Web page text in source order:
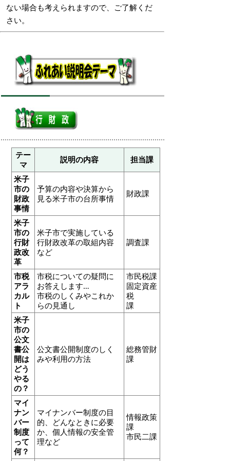
ない場合も考えられますので、ご了解くだ
さい。
テー
マ
説明の内容
担当課
米子
市の
財政
事情
予算の内容や決算から
見る米子市の台所事情
財政課
米子
市の
行財
政改
革
米子市で実施している
行財政改革の取組内容
など
調査課
市税
アラ
カル
ト
市税についての疑問に
お答えします…
市税のしくみやこれか
らの見通し
市民税課
固定資産
税
課
米子
市の
公文
書公
開は
どう
やる
の？
公文書公開制度のしく
みや利用の方法
総務管財
課
マイ
ナン
バー
制度
って
何？
マイナンバー制度の目
的、どんなときに必要
か、個人情報の安全管
理など
情報政策
課
市民二課